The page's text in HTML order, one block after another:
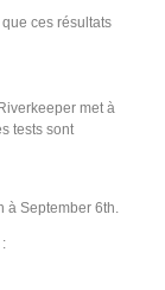
ces résultats
met à
tests sont
September 6th.